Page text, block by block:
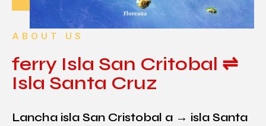
ABOUT US
ferry Isla San Critobal ⇌
Isla Santa Cruz
Lancha isla San Cristobal a → isla Santa